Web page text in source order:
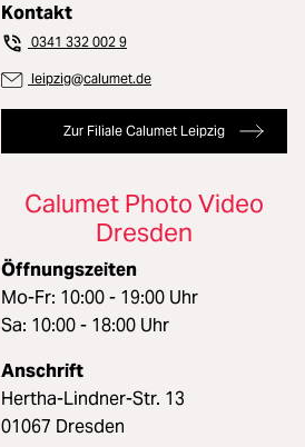
Kontakt
0341 332 002 9
leipzig@calumet.de
Zur Filiale Calumet Leipzig
Calumet Photo Video
Dresden
Öffnungszeiten
Mo-Fr: 10:00 - 19:00 Uhr
Sa: 10:00 - 18:00 Uhr
Anschrift
Hertha-Lindner-Str. 13
01067 Dresden